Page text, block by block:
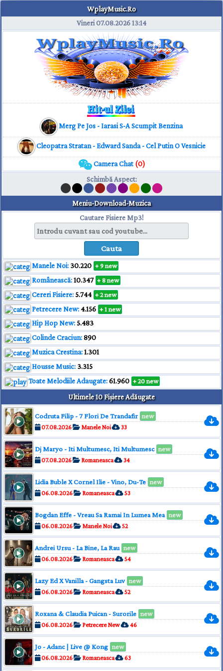
WplayMusic.Ro
Vineri 07.08.202613:14
Merg Pe Jos - Iarasi S-A Scumpit Benzina
Cleopatra Stratan - Edward Sanda - Cel Putin O Vesnicie
Camera Chat(0)
Schimbă Aspect:
Meniu-Download-Muzica
Cautare Fisiere Mp3!
Manele Noi: 30.220 + 9 new
Românească:10.347 + 8 new
Cereri Fisiere:5.744 + 2 new
Petrecere New: 4.156 + 1 new
Hip Hop New:5.483
Colinde Craciun:890
Muzica Crestina:1.301
Housse Music: 3.315
Toate Melodiile Adaugate:61.960 + 20 new
Ultimele 10 Fișiere Adăugate
Codruta Filip - 7 Flori De Trandafir new
07.08.2026 Manele Noi 33
Dj Maryo - Iti Multumesc, Iti Multumesc new
07.08.2026 Romaneasca 34
Lidia Buble X Cornel Ilie - Vino, Du-Te new
06.08.2026 Romaneasca 53
Bogdan Effe - Vreau Sa Ramai In Lumea Mea new
06.08.2026 Manele Noi 52
Andrei Ursu - La Bine, La Rau new
06.08.2026 Romaneasca 54
Lazy Ed X Vanilla - Gangsta Luv new
06.08.2026 Romaneasca 52
Roxana & Claudia Puican - Surorile new
06.08.2026 Petrecere New 46
Jo - Adanc | Live @ Kong new
06.08.2026 Romaneasca 63